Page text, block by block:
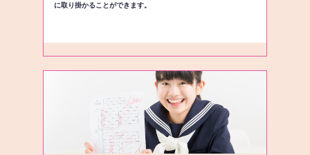
に取り掛かることができます。